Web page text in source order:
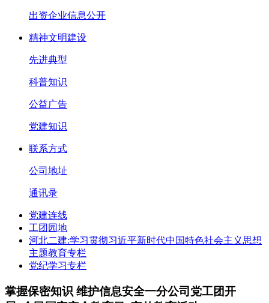
出资企业信息公开
精神文明建设
先进典型
科普知识
公益广告
党建知识
联系方式
公司地址
通讯录
党建连线
工团园地
河北二建:学习贯彻习近平新时代中国特色社会主义思想
主题教育专栏
党纪学习专栏
掌握保密知识 维护信息安全一分公司党工团开